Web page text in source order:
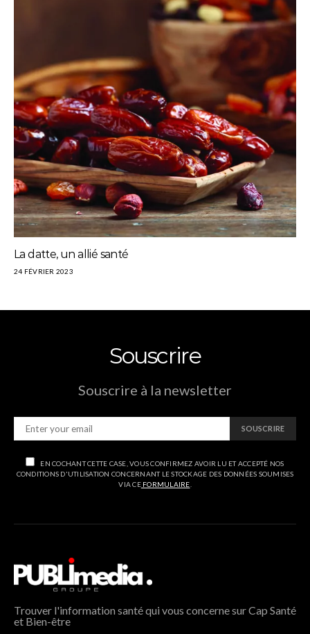
La datte, un allié santé
24 FÉVRIER 2023
Souscrire
Souscrire à la newsletter
SOUSCRIRE
EN COCHANT CETTE CASE, VOUS CONFIRMEZ AVOIR LU ET ACCEPTÉ NOS
CONDITIONS D'UTILISATION CONCERNANT LE STOCKAGE DES DONNÉES SOUMISES
VIA CEFORMULAIRE
Trouver l'information santé qui vous concerne sur Cap Santé
et Bien-être